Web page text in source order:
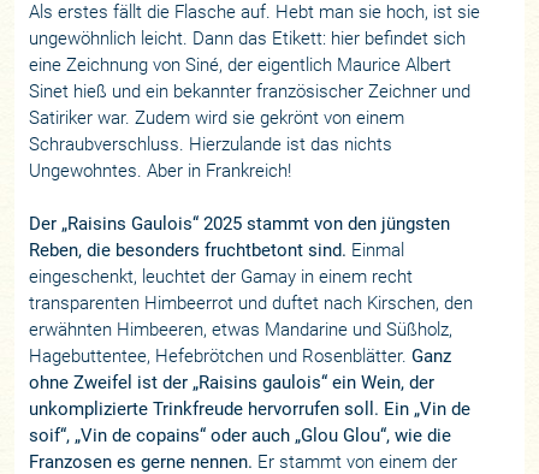
Als erstes fällt die Flasche auf. Hebt man sie hoch, ist sie
ungewöhnlich leicht. Dann das Etikett: hier befindet sich
eine Zeichnung von Siné, der eigentlich Maurice Albert
Sinet hieß und ein bekannter französischer Zeichner und
Satiriker war. Zudem wird sie gekrönt von einem
Schraubverschluss. Hierzulande ist das nichts
Ungewohntes. Aber in Frankreich!
Der „Raisins Gaulois“ 2025 stammt von den jüngsten
Reben, die besonders fruchtbetont sind. Einmal
eingeschenkt, leuchtet der Gamay in einem recht
transparenten Himbeerrot und duftet nach Kirschen, den
erwähnten Himbeeren, etwas Mandarine und Süßholz,
Hagebuttentee, Hefebrötchen und Rosenblätter.Ganz
ohne Zweifel ist der „Raisins gaulois“ ein Wein, der
unkomplizierte Trinkfreude hervorrufen soll. Ein „Vin de
soif“, „Vin de copains“ oder auch „Glou Glou“, wie die
Franzosen es gerne nennen. Er stammt von einem der